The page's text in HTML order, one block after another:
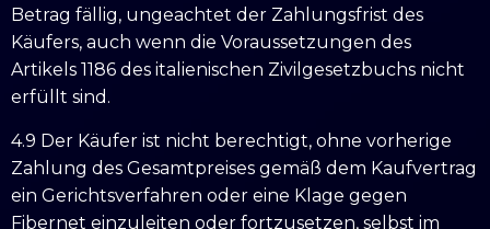
Betrag fällig, ungeachtet der Zahlungsfrist des
Käufers, auch wenn die Voraussetzungen des
Artikels 1186 des italienischen Zivilgesetzbuchs nicht
erfüllt sind.
4.9 Der Käufer ist nicht berechtigt, ohne vorherige
Zahlung des Gesamtpreises gemäß dem Kaufvertrag
ein Gerichtsverfahren oder eine Klage gegen
Fibernet einzuleiten oder fortzusetzen, selbst im